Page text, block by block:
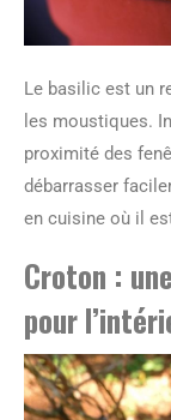
Le basilic est un
les moustiques.
proximité des
débarrasser
en cuisine où il
Croton :
pour